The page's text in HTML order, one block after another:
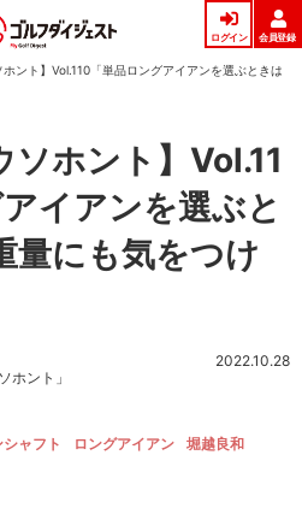
ログイン 会員登録
ホント】Vol.110「単品ロングアイアンを選ぶときは
ソホント】Vol.11
イアンを選ぶと
量にも気をつけ
ホント」
2022.10.28
ャフト ロングアイアン
堀越良和